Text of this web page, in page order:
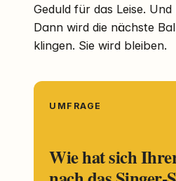
Geduld für das Leise.
Dann wird die nächste
klingen. Sie wird bleiben.
UMFRAGE
Wie hat sich